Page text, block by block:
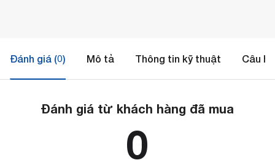
Đánh giá (0) Mô tả Thông tin kỹ thuật Câu
Đánh giá từ khách hàng đã mua
0